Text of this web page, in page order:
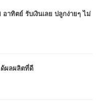
าทิตย์ รับเงินเลย ปลูกง่ายๆ ไม่
ผลผลิตที่ดี